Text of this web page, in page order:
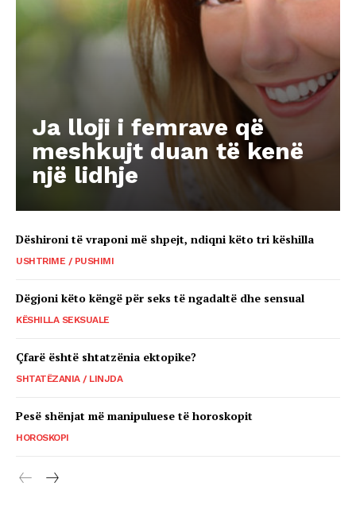
Ja lloji i femrave që
meshkujt duan të kenë
një lidhje
Dëshironi të vraponi më shpejt, ndiqni këto tri këshilla
USHTRIME / PUSHIMI
Dëgjoni këto këngë për seks të ngadaltë dhe sensual
KËSHILLA SEKSUALE
Çfarë është shtatzënia ektopike?
SHTATËZANIA / LINJDA
Pesë shënjat më manipuluese të horoskopit
HOROSKOPI